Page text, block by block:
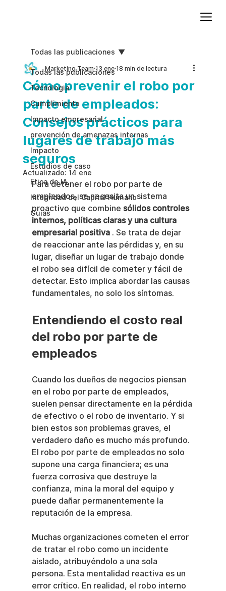
Todas las publicaciones
Tecnologia
Cumplimiento
Impacto empresarial
prevención de amenazas internas
Impacto
Estudios de caso
Etica de IA
Integridad del Capital Humano
Guias
Todas las publicaciones
Cómo prevenir el robo por
parte de empleados:
Consejos prácticos para
lugares de trabajo más
seguros
Marketing Team 13 ene 18 min de lectura
Actualizado: 14 ene
Para detener el robo por parte de
empleados, se necesita un sistema
proactivo que combine sólidos controles
internos, políticas claras y una cultura
empresarial positiva . Se trata de dejar
de reaccionar ante las pérdidas y, en su
lugar, diseñar un lugar de trabajo donde
el robo sea difícil de cometer y fácil de
detectar. Esto implica abordar las causas
fundamentales, no solo los síntomas.
Entendiendo el costo real
del robo por parte de
empleados
Cuando los dueños de negocios piensan
en el robo por parte de empleados,
suelen pensar directamente en la pérdida
de efectivo o el robo de inventario. Y si
bien estos son problemas graves, el
verdadero daño es mucho más profundo.
El robo por parte de empleados no solo
supone una carga financiera; es una
fuerza corrosiva que destruye la
confianza, mina la moral del equipo y
puede dañar permanentemente la
reputación de la empresa.
Muchas organizaciones cometen el error
de tratar el robo como un incidente
aislado, atribuyéndolo a una sola
persona. Esta mentalidad reactiva es un
error crítico. En realidad, el robo interno